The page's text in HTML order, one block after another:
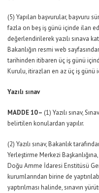
(5) Yapılan başvurular, başvuru
fazla on beş iş günü içinde ilan
değerlendirilerek yazılı sınava
Bakanlığın resmi web
tarihinden itibaren üç iş günü
Kurulu, itirazları en az üç iş
Yazılı sınav
MADDE 10 – (1) Yazılı sınav,
belirtilen konulardan yapılır.
(2) Yazılı sınav, Bakanlık
Yerleştirme Merkezi
Doğu Amme İdaresi Enstitüsü
kurumlarından birine de
yaptırılması halinde, sınavın